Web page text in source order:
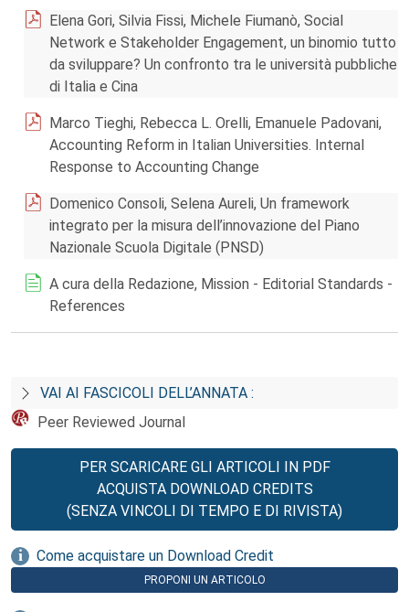
Elena Gori, Silvia Fissi, Michele Fiumanò, Social
Network e Stakeholder Engagement, un binomio tutto
da sviluppare? Un confronto tra le università pubbliche
di Italia e Cina
Marco Tieghi, Rebecca L. Orelli, Emanuele Padovani,
Accounting Reform in Italian Universities. Internal
Response to Accounting Change
Domenico Consoli, Selena Aureli, Un framework
integrato per la misura dell’innovazione del Piano
Nazionale Scuola Digitale (PNSD)
A cura della Redazione, Mission - Editorial Standards -
References
VAI AI FASCICOLI DELL’ANNATA :
Peer Reviewed Journal
PER SCARICARE GLI ARTICOLI IN PDF
ACQUISTA DOWNLOAD CREDITS
(SENZA VINCOLI DI TEMPO E DI RIVISTA)
Come acquistare un Download Credit
PROPONI UN ARTICOLO